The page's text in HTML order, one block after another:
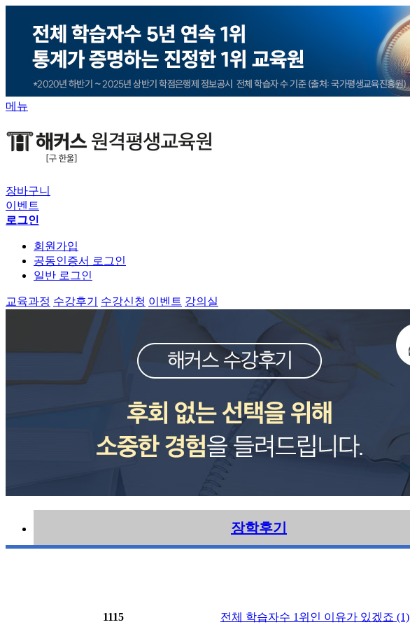
메뉴
장바구니
이벤트
로그인
회원가입
공동인증서 로그인
일반 로그인
교육과정 수강후기 수강신청 이벤트 강의실
장학후기
1115 전체 학습자수 1위인 이유가 있겠죠 (1)